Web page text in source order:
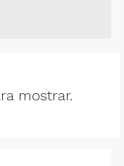
mostrar.